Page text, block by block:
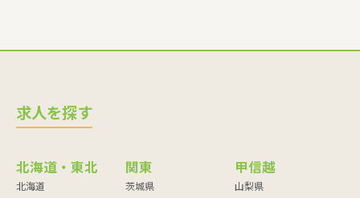
求人を探す
北海道・東北
北海道
関東
茨城県
甲信越
山梨県